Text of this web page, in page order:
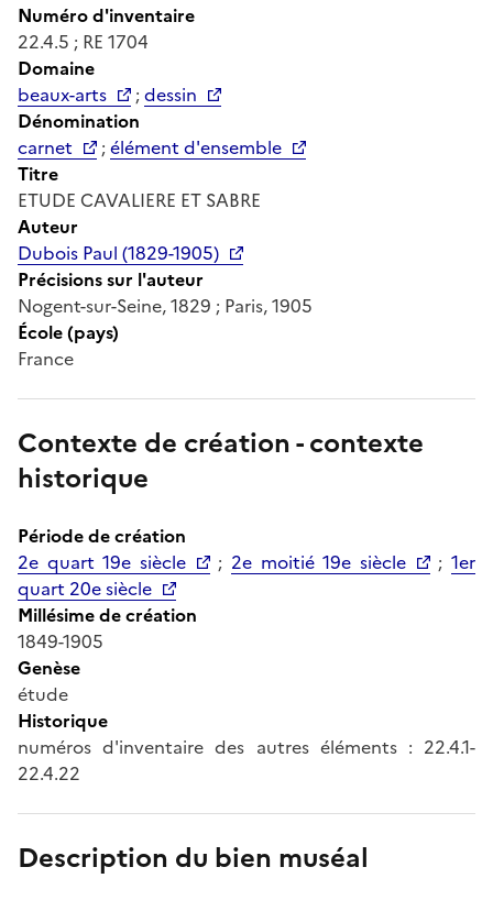
Numéro d'inventaire
22.4.5 ; RE 1704
Domaine
beaux-arts
;dessin
Dénomination
carnet
;élément d'ensemble
Titre
ETUDE CAVALIERE ET SABRE
Auteur
Dubois Paul (1829-1905)
Précisions sur l'auteur
Nogent-sur-Seine, 1829 ; Paris, 1905
École (pays)
France
Contexte de création - contexte
historique
Période de création
2e quart 19e siècle
; 2e moitié 19e siècle ;1er
quart 20e siècle
Millésime de création
1849-1905
Genèse
étude
Historique
numéros d'inventaire des autres éléments : 22.4.1-
22.4.22
Description du bien muséal